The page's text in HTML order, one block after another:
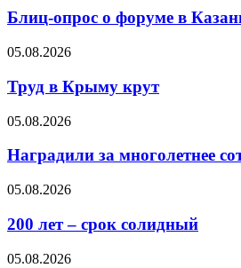
Блиц-опрос о форуме в
05.08.2026
Труд в Крыму крут
05.08.2026
Наградили за многолетнее
05.08.2026
200 лет – срок солидный
05.08.2026